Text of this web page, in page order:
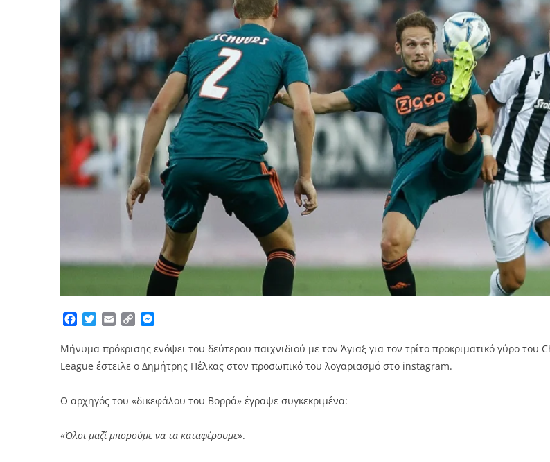
Facebook
TwitterEmailCopy
Μήνυμα πρόκρισης ενόψει του δεύτερου παιχνιδιού με τον Άγιαξ για τον τρίτο προκριματικό γύρο του
League έστειλε ο Δημήτρης Πέλκας στον προσωπικό του λογαριασμό στο instagram.
O αρχηγός του «δικεφάλου του Βορρά» έγραψε συγκεκριμένα:
«Όλοι μαζί μπορούμε να τα καταφέρουμε».